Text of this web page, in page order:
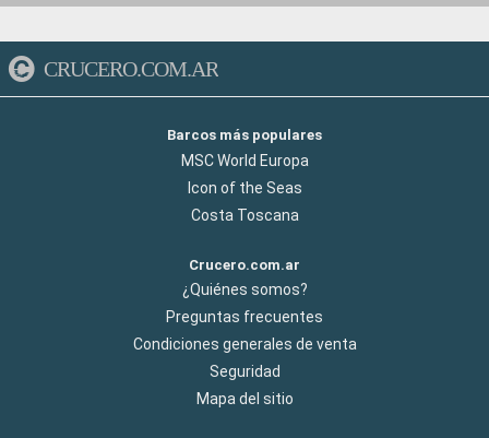
CRUCERO.COM.AR
Barcos más populares
MSC World Europa
Icon of the Seas
Costa Toscana
Crucero.com.ar
¿Quiénes somos?
Preguntas frecuentes
Condiciones generales de venta
Seguridad
Mapa del sitio